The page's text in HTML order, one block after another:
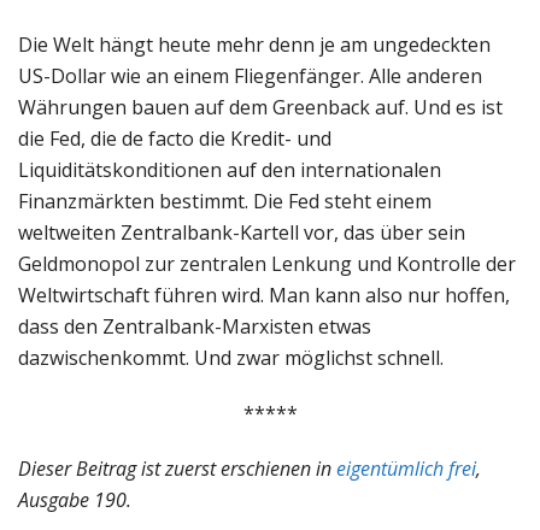
Die Welt hängt heute mehr denn je am ungedeckten
US-Dollar wie an einem Fliegenfänger. Alle anderen
Währungen bauen auf dem Greenback auf. Und es ist
die Fed, die de facto die Kredit- und
Liquiditätskonditionen auf den internationalen
Finanzmärkten bestimmt. Die Fed steht einem
weltweiten Zentralbank-Kartell vor, das über sein
Geldmonopol zur zentralen Lenkung und Kontrolle der
Weltwirtschaft führen wird. Man kann also nur hoffen,
dass den Zentralbank-Marxisten etwas
dazwischenkommt. Und zwar möglichst schnell.
*****
Dieser Beitrag ist zuerst erschienen ineigentümlich frei,
Ausgabe 190.